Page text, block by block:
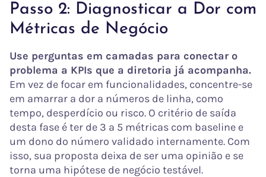
Passo 2: Diagnosticar a Dor com
Métricas de Negócio
Use perguntas em camadas para conectar o
problema a KPIs que a diretoria já acompanha.
Em vez de focar em funcionalidades, concentre-se
em amarrar a dor a números de linha, como
tempo, desperdício ou risco. O critério de saída
desta fase é ter de 3 a 5 métricas com baseline e
um dono do número validado internamente. Com
isso, sua proposta deixa de ser uma opinião e se
torna uma hipótese de negócio testável.